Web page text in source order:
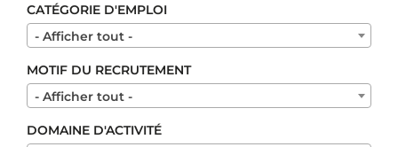
CATÉGORIE D'EMPLOI
- Afficher tout -
MOTIF DU RECRUTEMENT
- Afficher tout -
DOMAINE D'ACTIVITÉ